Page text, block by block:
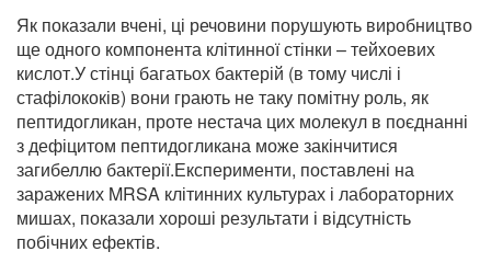
Як показали вчені, ці речовини порушують виробництво
ще одного компонента клітинної стінки – тейхоевих
кислот.У стінці багатьох бактерій (в тому числі і
стафілококів) вони грають не таку помітну роль, як
пептидогликан, проте нестача цих молекул в поєднанні
з дефіцитом пептидогликана може закінчитися
загибеллю бактерії.Експерименти, поставлені на
заражених MRSA клітинних культурах і лабораторних
мишах, показали хороші результати і відсутність
побічних ефектів.